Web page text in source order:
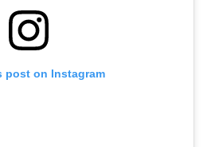
post on Instagram